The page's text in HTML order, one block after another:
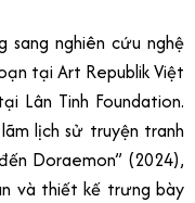
sang nghiên cứu nghệ
tại Art Republik Việt
Lân Tinh Foundation.
lịch sử truyện tranh
Doraemon” (2024),
và thiết kế trưng bày